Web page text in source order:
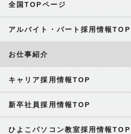
全国TOPページ
アルバイト・パート採用情報TOP
お仕事紹介
キャリア採用情報TOP
新卒社員採用情報TOP
ひよこパソコン教室採用情報TOP